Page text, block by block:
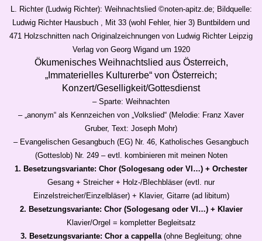
L. Richter (Ludwig Richter): Weihnachtslied ©noten-apitz.de; Bildquelle:
Ludwig Richter Hausbuch , Mit 33 (wohl Fehler, hier 3) Buntbildern und
471 Holzschnitten nach Originalzeichnungen von Ludwig Richter Leipzig
Verlag von Georg Wigand um 1920
Ökumenisches Weihnachtslied aus Österreich,
„Immaterielles Kulturerbe“ von Österreich;
Konzert/Geselligkeit/Gottesdienst
– Sparte: Weihnachten
– „anonym“ als Kennzeichen von „Volkslied“ (Melodie: Franz Xaver
Gruber, Text: Joseph Mohr)
– Evangelischen Gesangbuch (EG) Nr. 46, Katholisches Gesangbuch
(Gotteslob) Nr. 249 – evtl. kombinieren mit meinen Noten
1. Besetzungsvariante: Chor (Sologesang oder Vl…) + Orchester
Gesang + Streicher + Holz-/Blechbläser (evtl. nur
Einzelstreicher/Einzelbläser) + Klavier, Gitarre (ad libitum)
2. Besetzungsvariante: Chor (Sologesang oder Vl…) + Klavier
Klavier/Orgel = kompletter Begleitsatz
3. Besetzungsvariante: Chor a cappella (ohne Begleitung; ohne